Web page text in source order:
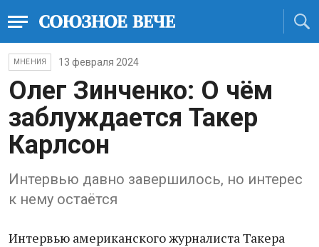
МНЕНИЯ 13 февраля 2024
Олег Зинченко: О чём
заблуждается Такер
Карлсон
Интервью давно завершилось, но интерес
к нему остаётся
Интервью американского журналиста Такера